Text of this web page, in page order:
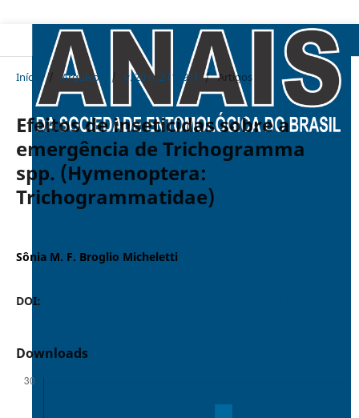
Início / Arquivos / v. 20 n. 2 (1991) / Artigos
Efeitos de inseticidas sobre a
emergência de Trichogramma
spp. (Hymenoptera:
Trichogrammatidae)
Sônia M. F. Broglio Micheletti
DOI:
Downloads